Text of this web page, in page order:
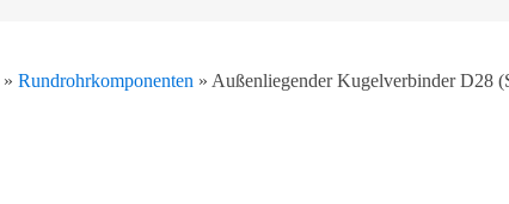
» Rundrohrkomponenten » Außenliegender Kugelverbinder D28